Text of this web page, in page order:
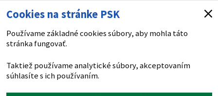
Cookies na stránke PSK
Používame základné cookies súbory, aby mohla táto
stránka fungovať.
Taktiež používame analytické súbory, akceptovaním
súhlasíte s ich používaním.